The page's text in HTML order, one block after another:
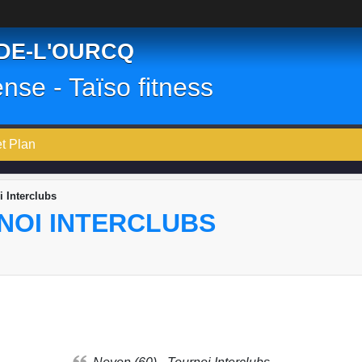
L'OURCQ
- Taïso fitness
Plan
Interclubs
INTERCLUBS